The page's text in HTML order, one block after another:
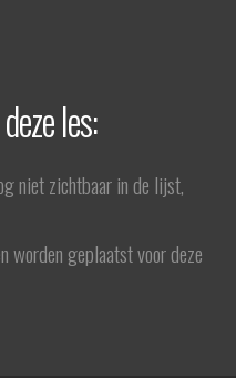
les:
niet zichtbaar in de lijst,
worden geplaatst voor deze